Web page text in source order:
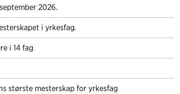
2026.
i yrkesfag.
i 14 fag
største mesterskap for yrkesfag